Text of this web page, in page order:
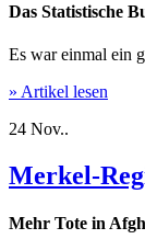
Das Statistische
Es war einmal ein
» Artikel lesen
24 Nov..
Merkel-
Mehr Tote in